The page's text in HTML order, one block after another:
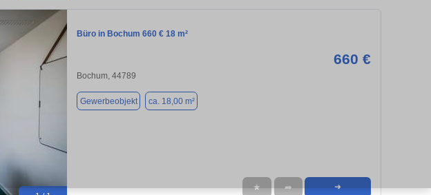
Büro in Bochum 660 € 18 m²
660 €
Bochum, 44789
Gewerbeobjekt ca. 18,00 m²
★ ➦ ➜